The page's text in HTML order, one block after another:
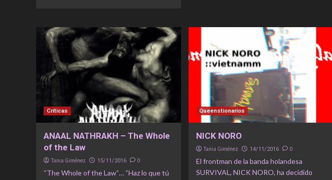
Críticas
ANAAL NATHRAKH – The Whole
of the Law
Tania Giménez 15/11/2016 0
“The Whole of the Law”… “Haz lo que tú
Queenstionarios
NICK NORO
Tania Giménez 14/11/2016 0
El frontman de la banda holandesa
SURVIVAL, NICK NORO, ha decidido